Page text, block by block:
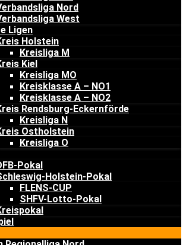
Nord
West
Ligen
Holstein
Kreisliga M
Kiel
Kreisliga MO
Kreisklasse A – NO1
Kreisklasse A – NO2
Rendsburg-Eckernförde
Kreisliga N
Ostholstein
Kreisliga O
Pokal
Holstein-Pokal
FLENS-CUP
SHFV-Lotto-Pokal